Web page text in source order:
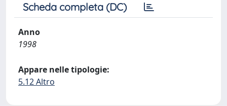
Scheda completa (DC)
Anno
1998
Appare nelle tipologie:
5.12 Altro